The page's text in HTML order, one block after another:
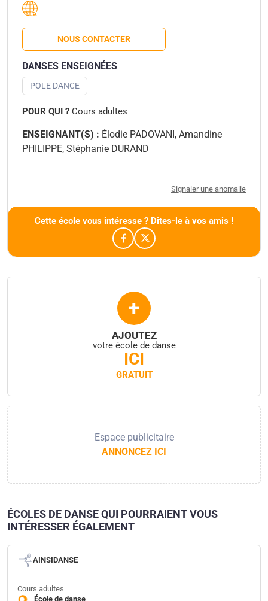
NOUS CONTACTER
DANSES ENSEIGNÉES
POLE DANCE
POUR QUI ? Cours adultes
ENSEIGNANT(S) : Élodie PADOVANI, Amandine
PHILIPPE, Stéphanie DURAND
Signaler une anomalie
Cette école vous intéresse ? Dites-le à vos amis !
+
AJOUTEZ
votre école de danse
ICI
GRATUIT
Espace publicitaire
ANNONCEZ ICI
ÉCOLES DE DANSE QUI POURRAIENT VOUS
INTÉRESSER ÉGALEMENT
AINSIDANSE
Cours adultes
École de danse